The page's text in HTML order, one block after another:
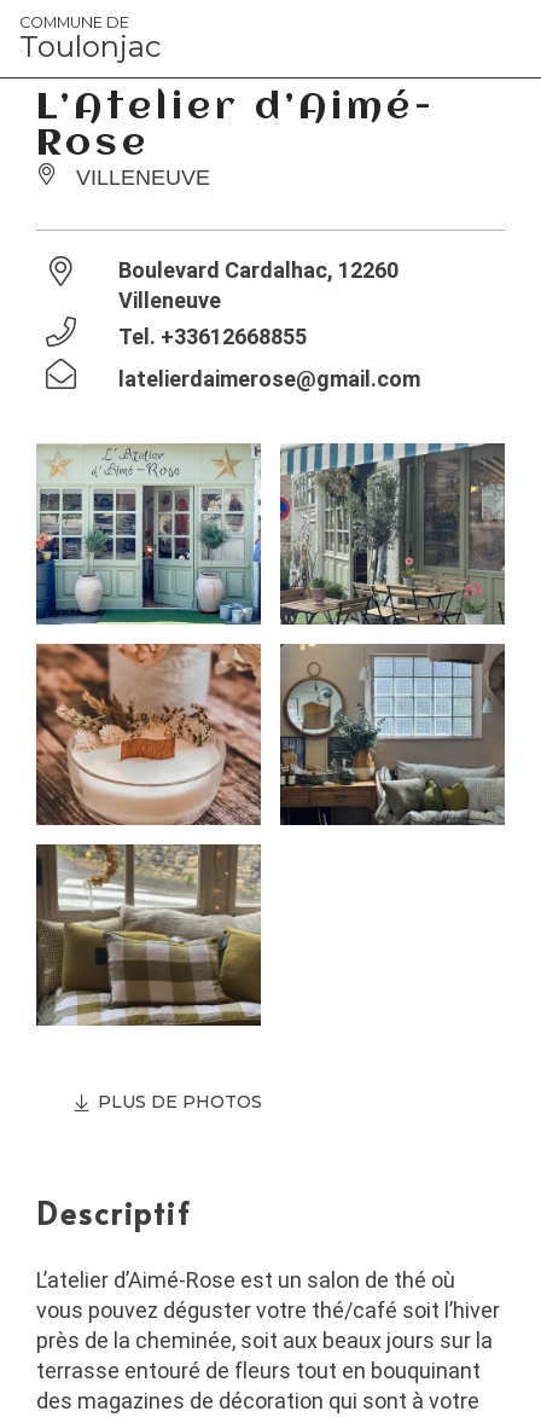
Panneau de gestion des cookies
COMMUNE DE
Toulonjac
L’Atelier d’Aimé-
Rose
VILLENEUVE
Boulevard Cardalhac, 12260
Villeneuve
Tel. +33612668855
latelierdaimerose@gmail.com
PLUS DE PHOTOS
Descriptif
L’atelier d’Aimé-Rose est un salon de thé où
vous pouvez déguster votre thé/café soit l’hiver
près de la cheminée, soit aux beaux jours sur la
terrasse entouré de fleurs tout en bouquinant
des magazines de décoration qui sont à votre